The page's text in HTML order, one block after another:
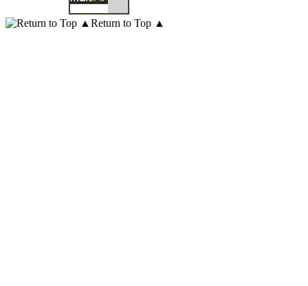
Return to Top ▲